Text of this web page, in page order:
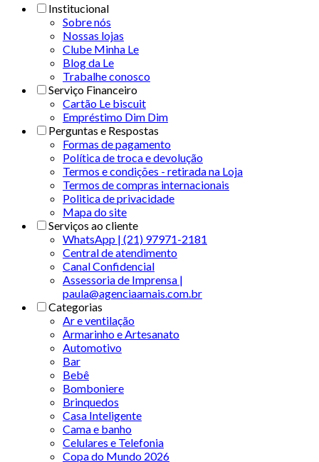
Institucional
Sobre nós
Nossas lojas
Clube Minha Le
Blog da Le
Trabalhe conosco
Serviço Financeiro
Cartão Le biscuit
Empréstimo Dim Dim
Perguntas e Respostas
Formas de pagamento
Política de troca e devolução
Termos e condições - retirada na Loja
Termos de compras internacionais
Politica de privacidade
Mapa do site
Serviços ao cliente
WhatsApp | (21) 97971-2181
Central de atendimento
Canal Confidencial
Assessoria de Imprensa |
paula@agenciaamais.com.br
Categorias
Ar e ventilação
Armarinho e Artesanato
Automotivo
Bar
Bebê
Bomboniere
Brinquedos
Casa Inteligente
Cama e banho
Celulares e Telefonia
Copa do Mundo 2026